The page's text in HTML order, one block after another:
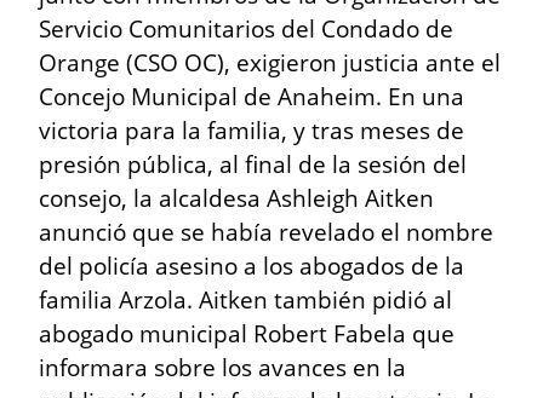
Servicio Comunitarios del Condado de
Orange (CSO OC), exigieron justicia ante el
Concejo Municipal de Anaheim. En una
victoria para la familia, y tras meses de
presión pública, al final de la sesión del
consejo, la alcaldesa Ashleigh Aitken
anunció que se había revelado el nombre
del policía asesino a los abogados de la
familia Arzola. Aitken también pidió al
abogado municipal Robert Fabela que
informara sobre los avances en la